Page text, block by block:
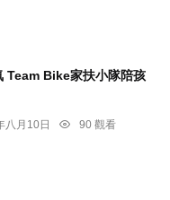
Team Bike家扶小隊陪孩
八月10日
90 觀看